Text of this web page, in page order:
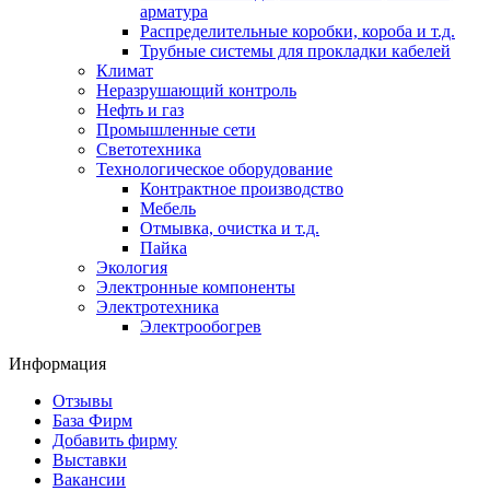
арматура
Распределительные коробки, короба и т.д.
Трубные системы для прокладки кабелей
Климат
Неразрушающий контроль
Нефть и газ
Промышленные сети
Светотехника
Технологическое оборудование
Контрактное производство
Мебель
Отмывка, очистка и т.д.
Пайка
Экология
Электронные компоненты
Электротехника
Электрообогрев
Информация
Отзывы
База Фирм
Добавить фирму
Выставки
Вакансии